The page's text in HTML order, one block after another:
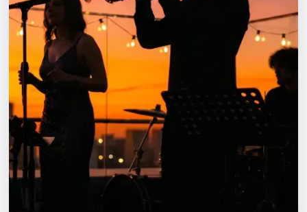
События
Города
Площадки
Артисты
Рейтинги